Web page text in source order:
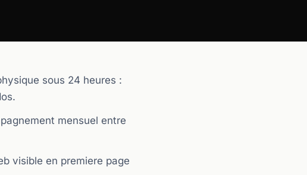
sous 24 heures :
mensuel entre
visible en premiere page